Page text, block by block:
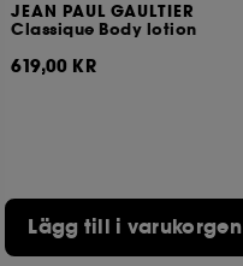
JEAN PAUL GAULTIER
Classique Body lotion
619,00 KR
Lägg till i varukorgen